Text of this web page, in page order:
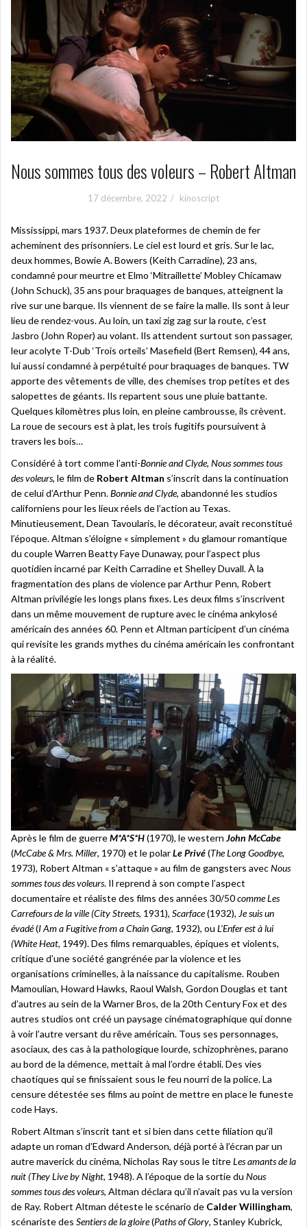
Nous sommes tous des voleurs – Robert Altman
17 décembre, 2022 kinoscript
Mississippi, mars 1937. Deux plateformes de chemin de fer
acheminent des prisonniers. Le ciel est lourd et gris. Sur le lac,
deux hommes, Bowie A. Bowers (Keith Carradine), 23 ans,
condamné pour meurtre et Elmo ‘Mitraillette’ Mobley Chicamaw
(John Schuck), 35 ans pour braquages de banques, atteignent la
rive sur une barque. Ils viennent de se faire la malle. Ils sont à leur
lieu de rendez-vous. Au loin, un taxi zig zag sur la route, c’est
Jasbro (John Roper) au volant. Ils attendent surtout son passager,
leur acolyte T-Dub ‘Trois orteils’ Masefield (Bert Remsen), 44 ans,
lui aussi condamné à perpétuité pour braquages de banques. TW
apporte des vêtements de ville, des chemises trop petites et des
salopettes de géants. Ils repartent sous une pluie battante.
Quelques kilomètres plus loin, en pleine cambrousse, ils crèvent.
La roue de secours est à plat, les trois fugitifs poursuivent à
travers les bois…
Considéré à tort comme l’anti-Bonnie and Clyde, Nous sommes tous
des voleurs, le film de Robert Altman s’inscrit dans la continuation
de celui d’Arthur Penn.Bonnie and Clyde, abandonné les studios
californiens pour les lieux réels de l’action au Texas.
Minutieusement, Dean Tavoularis, le décorateur, avait reconstitué
l’époque. Altman s’éloigne « simplement » du glamour romantique
du couple Warren Beatty Faye Dunaway, pour l’aspect plus
quotidien incarné par Keith Carradine et Shelley Duvall. À la
fragmentation des plans de violence par Arthur Penn, Robert
Altman privilégie les longs plans fixes. Les deux films s’inscrivent
dans un même mouvement de rupture avec le cinéma ankylosé
américain des années 60. Penn et Altman participent d’un cinéma
qui revisite les grands mythes du cinéma américain les confrontant
à la réalité.
Après le film de guerreM*A*S*H(1970), le western John McCabe
(McCabe & Mrs. Miller, 1970) et le polarLe Privé(The Long Goodbye,
1973), Robert Altman « s’attaque » au film de gangsters avecNous
sommes tous des voleurs. Il reprend à son compte l’aspect
documentaire et réaliste des films des années 30/50comme Les
Carrefours de la ville (City Streets, 1931), Scarface(1932), Je suis un
évadé(I Am a Fugitive from a Chain Gang, 1932), ou L’Enfer est à lui
(White Heat, 1949). Des films remarquables, épiques et violents,
critique d’une société gangrénée par la violence et les
organisations criminelles, à la naissance du capitalisme. Rouben
Mamoulian, Howard Hawks, Raoul Walsh, Gordon Douglas et tant
d’autres au sein de la Warner Bros, de la 20th Century Fox et des
autres studios ont créé un paysage cinématographique qui donne
à voir l’autre versant du rêve américain. Tous ses personnages,
asociaux, des cas à la pathologique lourde, schizophrènes, parano
au bord de la démence, mettait à mal l’ordre établi. Des vies
chaotiques qui se finissaient sous le feu nourri de la police. La
censure détestée ses films au point de mettre en place le funeste
code Hays.
Robert Altman s’inscrit tant et si bien dans cette filiation qu’il
adapte un roman d’Edward Anderson, déjà porté à l’écran par un
autre maverick du cinéma, Nicholas Ray sous le titreLes amants de la
nuit (They Live by Night, 1948). A l’époque de la sortie du Nous
sommes tous des voleurs, Altman déclara qu’il n’avait pas vu la version
de Ray. Robert Altman déteste le scénario de Calder Willingham,
scénariste des Sentiers de la gloire(Paths of Glory, Stanley Kubrick,